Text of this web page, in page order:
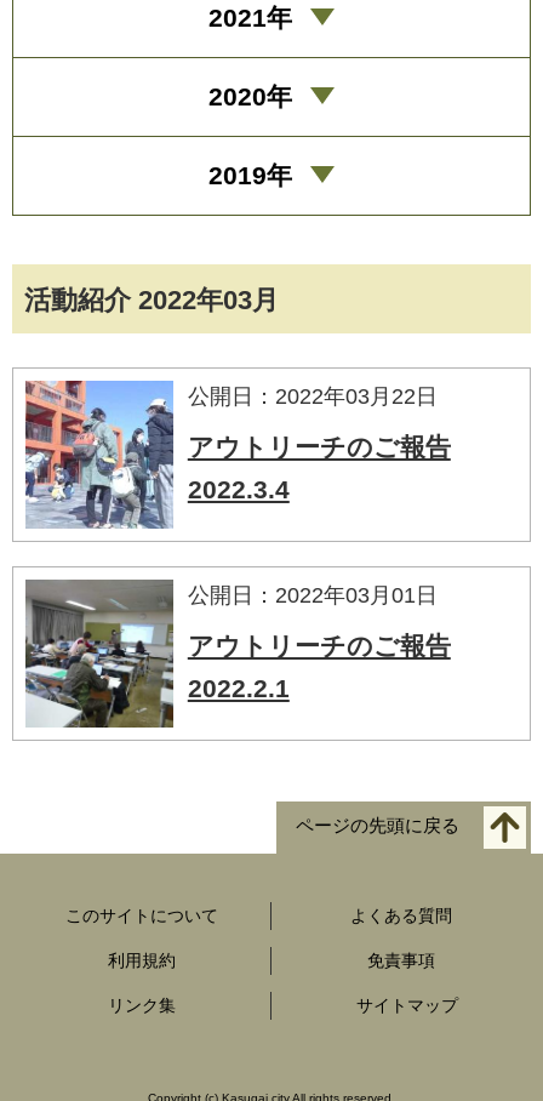
活動紹介 2022年03月
公開日：2022年03月22日
アウトリーチのご報告
2022.3.4
公開日：2022年03月01日
アウトリーチのご報告
2022.2.1
2021年
2020年
2019年
ページの先頭に戻る
このサイトについて よくある質問
利用規約 免責事項
リンク集 サイトマップ